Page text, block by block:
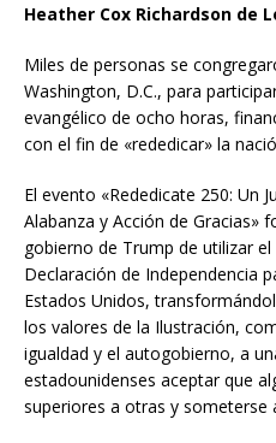
Heather Cox Richardson de
Miles de personas se
Washington, D.C., para
evangélico de ocho horas,
con el fin de «rededicar» la
El evento «Rededicate 250: Un
Alabanza y Acción de Gracias»
gobierno de Trump de utilizar
Declaración de Independencia
Estados Unidos,
los valores de la Ilustración,
igualdad y el autogobierno, a
estadounidenses aceptar que
superiores a otras y someterse